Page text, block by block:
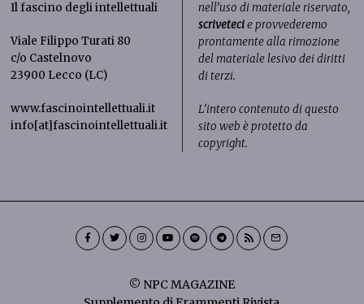
Il fascino degli intellettuali
Viale Filippo Turati 80
c/o Castelnovo
23900 Lecco (LC)
www.fascinointellettuali.it
info[at]fascinointellettuali.it
nell’uso di materiale riservato,
scrivetecie provvederemo
prontamente alla rimozione
del materiale lesivo dei diritti
di terzi.
L’intero contenuto di questo
sito web è protetto da
copyright.
© NPC MAGAZINE